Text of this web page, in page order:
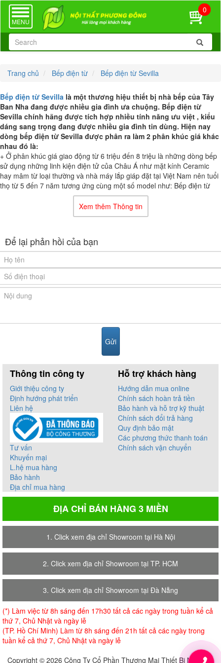
TOGGLE
NAVIGATION
MENU
0
Trang chủ Bếp điện từ Bếp điện từ Sevilla
Bếp điện từ Sevilla là một thương hiệu thiết bị nhà bếp của Tây
Ban Nha đang được nhiều gia đình ưa chuộng. Bếp điện từ
Sevilla chính hãng được tích hợp nhiều tính năng ưu việt , kiểu
dáng sang trọng đang được nhiều gia đình tin dùng. Hiện nay
dòng bếp điện từ Sevilla được phân ra làm 2 phân khúc giá khác
nhau đó là:
+ Ở phân khúc giá giao động từ 6 triệu đến 8 triệu là những dòng bếp
sử dụng những linh kiện điện tử của Châu Á như mặt kính Ceramic
hay mâm từ loại thường và nhà máy lắp giáp đặt tại Việt Nam nên tuổi
thọ từ 5 đến 7 năm tương ứng cùng một số model như: Bếp điện từ
bếp điện từ Sevilla SV-202IH...
+ Ở phân khúc giá giao động từ 10 đến 14 triệu là những dòng bếp sử
dụng những linh kiện điện tử của Châu Âu như mặt kính Schott Ceran
các bạn có thể tham khảo như: Bếp điện từ Sevilla SV 83IC,
từ Sevilla SV-903IH...
Quý khách có thể đến tham khảo trực tiếp sản phẩm
Sevillavà các sản phẩm bếp điện từ nhập khẩu của Đức như: Bếp
điện từ Faster,bếp điện từ Arber,bếp điện từ Lorca... các bạn hãy
nhanh tay để được nhiều chương trình khuyến mại hấp dẫn nhé
Xem thêm Thông tin
Để lại phản hồi của bạn
Thông tin công ty
Giới thiệu công ty
Định hướng phát triển
Liên hệ
Tư vấn
Khuyến mại
L.hệ mua hàng
Bảo hành
Địa chỉ mua hàng
Hỗ trợ khách hàng
Hướng dẫn mua online
Chính sách hoàn trả tiền
Bảo hành và hỗ trợ kỹ thuật
Chính sách đổi trả hàng
Quy định bảo mật
Các phương thức thanh toán
Chính sách vận chuyển
ĐỊA CHỈ BÁN HÀNG 3 MIỀN
1. Click xem địa chỉ Showroom tại Hà Nội
2. Click xem địa chỉ Showroom tại TP. HCM
3. Click xem địa chỉ Showroom tại Đà Nẵng
(*) Làm việc từ 8h sáng đến 17h30 tất cả các ngày trong tuần kể cả
thứ 7, Chủ Nhật và ngày lễ
(TP. Hồ Chí Minh) Làm từ 8h sáng đến 21h tất cả các ngày trong
tuần kể cả thứ 7, Chủ Nhật và ngày lễ
Copyright © 2026 Công Ty Cổ Phần Thương Mại Thiết Bị Nội Thất